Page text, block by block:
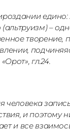
еди­но:
–
тво­ре­ние,
гл.24.
че­ло­ве­ка
и поэтому
и все